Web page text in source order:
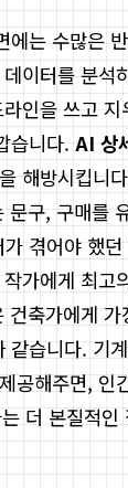
에는 수많은
이터를 분석
인을 쓰고
습니다. AI 상
해방시킵니
문구, 구매를
겪어야 했
가에게 최고
건축가에게
같습니다. 기
공해주면,
더 본질적인